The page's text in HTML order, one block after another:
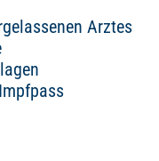
Arztes